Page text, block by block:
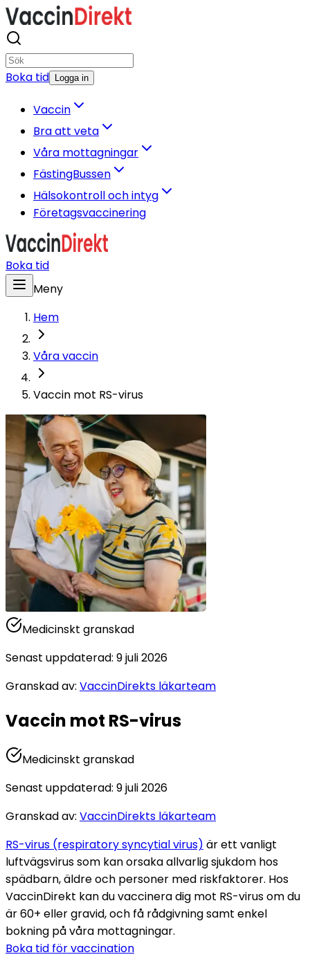
Boka tid Logga in
Vaccin
Bra att veta
Våra mottagningar
FästingBussen
Hälsokontroll och intyg
Företagsvaccinering
Boka tid
Meny
Hem
Våra vaccin
Vaccin mot RS-virus
Medicinskt granskad
Senast uppdaterad: 9 juli 2026
Granskad av: VaccinDirekts läkarteam
Vaccin mot RS-virus
Medicinskt granskad
Senast uppdaterad: 9 juli 2026
Granskad av: VaccinDirekts läkarteam
RS-virus (respiratory syncytial virus) är ett vanligt
luftvägsvirus som kan orsaka allvarlig sjukdom hos
spädbarn, äldre och personer med riskfaktorer. Hos
VaccinDirekt kan du vaccinera dig mot RS-virus om du
är 60+ eller gravid, och få rådgivning samt enkel
bokning på våra mottagningar.
Boka tid för vaccination